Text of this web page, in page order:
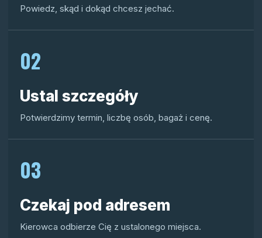
Powiedz, skąd i dokąd chcesz jechać.
02
Ustal szczegóły
Potwierdzimy termin, liczbę osób, bagaż i cenę.
03
Czekaj pod adresem
Kierowca odbierze Cię z ustalonego miejsca.